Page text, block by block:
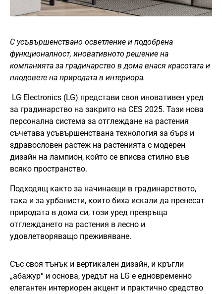
С усъвършенствано осветление и подобрена
функционалност, иновативното решение на
компанията за градинарство в дома внася красотата и
плодовете на природата в интериора.
LG Electronics (LG) представи своя иновативен уред
за градинарство на закрито на CES 2025. Тази нова
персонална система за отглеждане на растения
съчетава усъвършенствана технология за бърз и
здравословен растеж на растенията с модерен
дизайн на лампион, който се вписва стилно във
всяко пространство.
Подходящ както за начинаещи в градинарството,
така и за урбанисти, които биха искали да пренесат
природата в дома си, този уред превръща
отглеждането на растения в лесно и
удовлетворяващо преживяване.
Със своя тънък и вертикален дизайн, и кръгли
„абажур“ и основа, уредът на LG е едновременно
елегантен интериорен акцент и практично средство